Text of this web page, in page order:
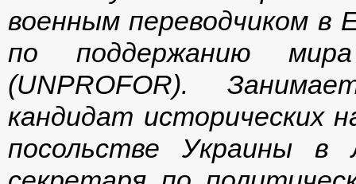
военным переводчиком в
по поддержанию
(UNPROFOR).
кандидат исторических
посольстве Украины в